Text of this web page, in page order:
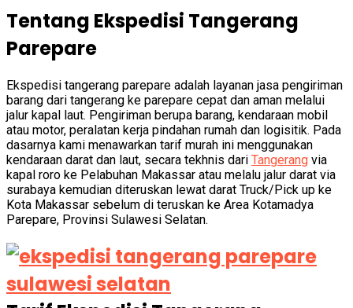
Tentang Ekspedisi Tangerang
Parepare
Ekspedisi tangerang parepare adalah layanan jasa pengiriman
barang dari tangerang ke parepare cepat dan aman melalui
jalur kapal laut. Pengiriman berupa barang, kendaraan mobil
atau motor, peralatan kerja pindahan rumah dan logisitik. Pada
dasarnya kami menawarkan tarif murah ini menggunakan
kendaraan darat dan laut, secara tekhnis dari Tangerang via
kapal roro ke Pelabuhan Makassar atau melalu jalur darat via
surabaya kemudian diteruskan lewat darat Truck/Pick up ke
Kota Makassar sebelum di teruskan ke Area Kotamadya
Parepare, Provinsi Sulawesi Selatan.